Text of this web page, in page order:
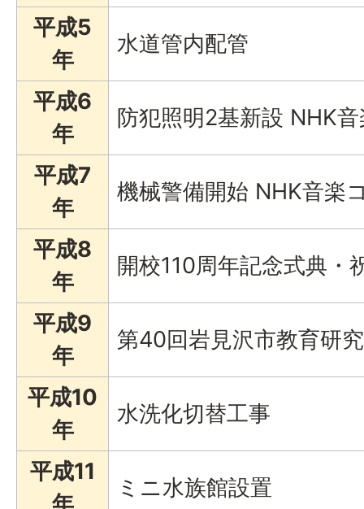
平成5
年
水道管内配管
平成6
年
防犯照明2基新設 NHK
平成7
年
機械警備開始 NHK音楽
平成8
年
開校110周年記念式典・
平成9
年
第40回岩見沢市教育研
平成10
年
水洗化切替工事
平成11
ミニ水族館設置